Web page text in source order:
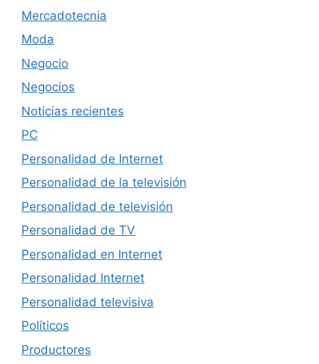
Mercadotecnia
Moda
Negocio
Negocios
Noticias recientes
PC
Personalidad de Internet
Personalidad de la televisión
Personalidad de televisión
Personalidad de TV
Personalidad en Internet
Personalidad Internet
Personalidad televisiva
Políticos
Productores